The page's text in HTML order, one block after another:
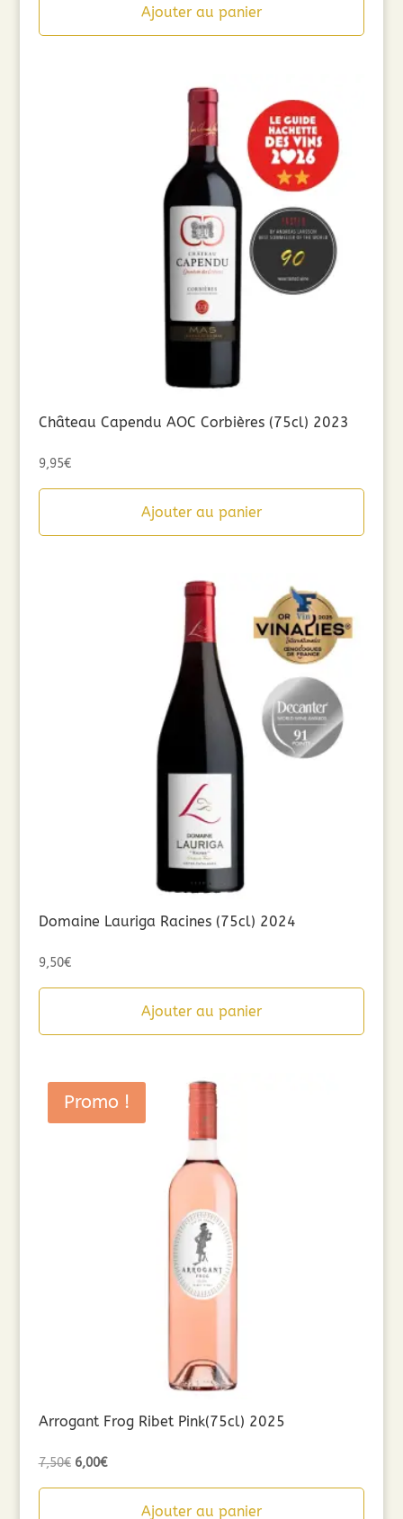
Ajouter au panier
Château Capendu AOC Corbières (75cl) 2023
9,95€
Ajouter au panier
Domaine Lauriga Racines (75cl) 2024
9,50€
Ajouter au panier
Promo !
Arrogant Frog Ribet Pink(75cl) 2025
7,50€ Le
6,00€Le
Ajouter au panier